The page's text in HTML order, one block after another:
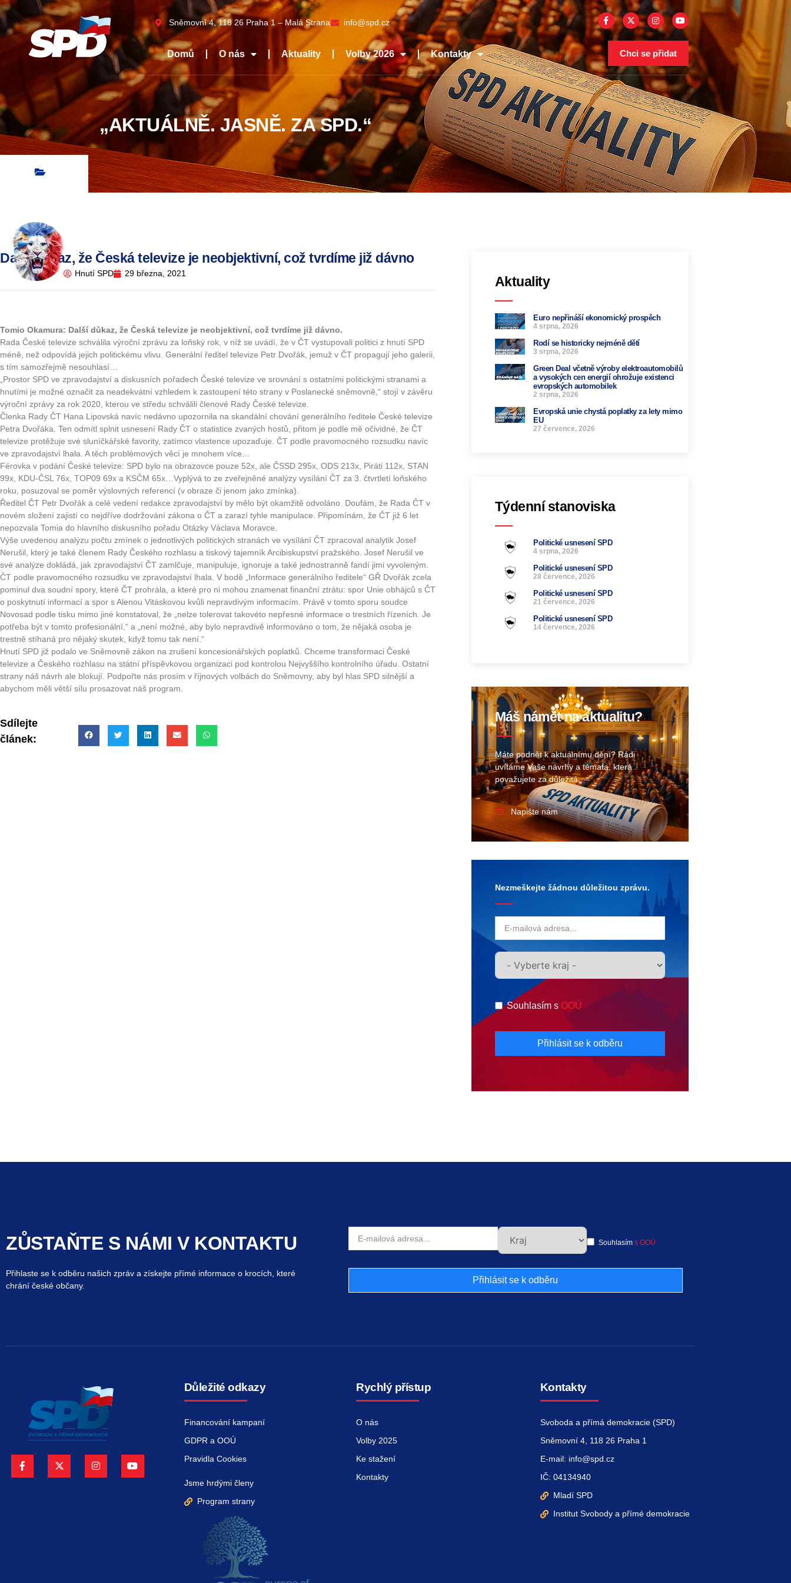
Sněmovní 4, 118 26 Praha 1 – Malá Strana info@spd.cz
Domů O nás Aktuality Volby 2026 Kontakty Chci se přidat
„AKTUÁLNĚ. JASNĚ. ZA SPD.“
Další důkaz, že Česká televize je neobjektivní, což tvrdíme již dávno
Hnutí SPD 29 března, 2021
Tomio Okamura: Další důkaz, že Česká televize je neobjektivní, což tvrdíme již dávno.
Rada České televize schválila výroční zprávu za loňský rok, v níž se uvádí, že v ČT vystupovali politici z hnutí SPD
méně, než odpovídá jejich politickému vlivu. Generální ředitel televize Petr Dvořák, jemuž v ČT propagují jeho galerii,
s tím samozřejmě nesouhlasí…
„Prostor SPD ve zpravodajství a diskusních pořadech České televize ve srovnání s ostatními politickými stranami a
hnutími je možné označit za neadekvátní vzhledem k zastoupení této strany v Poslanecké sněmovně,“ stojí v závěru
výroční zprávy za rok 2020, kterou ve středu schválili členové Rady České televize.
Členka Rady ČT Hana Lipovská navíc nedávno upozornila na skandální chování generálního ředitele České televize
Petra Dvořáka. Ten odmítl splnit usnesení Rady ČT o statistice zvaných hostů, přitom je podle mě očividné, že ČT
televize protěžuje své sluníčkářské favority, zatímco vlastence upozaďuje. ČT podle pravomocného rozsudku navíc
ve zpravodajství lhala. A těch problémových věcí je mnohem více…
Férovka v podání České televize: SPD bylo na obrazovce pouze 52x, ale ČSSD 295x, ODS 213x, Piráti 112x, STAN
99x, KDU-ČSL 76x, TOP09 69x a KSČM 65x…Vyplývá to ze zveřejněné analýzy vysílání ČT za 3. čtvrtletí loňského
roku, posuzoval se poměr výslovných referencí (v obraze či jenom jako zmínka).
Ředitel ČT Petr Dvořák a celé vedení redakce zpravodajství by mělo být okamžitě odvoláno. Doufám, že Rada ČT v
novém složení zajistí co nejdříve dodržování zákona o ČT a zarazí tyhle manipulace. Připomínám, že ČT již 6 let
nepozvala Tomia do hlavního diskusního pořadu Otázky Václava Moravce.
Výše uvedenou analýzu počtu zmínek o jednotlivých politických stranách ve vysílání ČT zpracoval analytik Josef
Nerušil, který je také členem Rady Českého rozhlasu a tiskový tajemník Arcibiskupství pražského. Josef Nerušil ve
své analýze dokládá, jak zpravodajství ČT zamlčuje, manipuluje, ignoruje a také jednostranně fandí jimi vyvoleným.
ČT podle pravomocného rozsudku ve zpravodajství lhala. V bodě „Informace generálního ředitele“ GŘ Dvořák zcela
pominul dva soudní spory, které ČT prohrála, a které pro ni mohou znamenat finanční ztrátu: spor Unie obhájců s ČT
o poskytnutí informací a spor s Alenou Vitáskovou kvůli nepravdivým informacím. Právě v tomto sporu soudce
Novosad podle tisku mimo jiné konstatoval, že „nelze tolerovat takovéto nepřesné informace o trestních řízeních. Je
potřeba být v tomto profesionální,“ a „není možné, aby bylo nepravdivě informováno o tom, že nějaká osoba je
trestně stíhaná pro nějaký skutek, když tomu tak není.“
Hnutí SPD již podalo ve Sněmovně zákon na zrušení koncesionářských poplatků. Chceme transformaci České
televize a Českého rozhlasu na státní příspěvkovou organizaci pod kontrolou Nejvyššího kontrolního úřadu. Ostatní
strany náš návrh ale blokují. Podpořte nás prosím v říjnových volbách do Sněmovny, aby byl hlas SPD silnější a
abychom měli větší sílu prosazovat náš program.
Sdílejte
článek:
Aktuality
Euro nepřináší ekonomický prospěch
4 srpna, 2026
Rodí se historicky nejméně dětí
3 srpna, 2026
Green Deal včetně výroby elektroautomobilů
a vysokých cen energií ohrožuje existenci
evropských automobilek
2 srpna, 2026
Evropská unie chystá poplatky za lety mimo
EU
27 července, 2026
Týdenní stanoviska
Politické usnesení SPD
4 srpna, 2026
Politické usnesení SPD
28 července, 2026
Politické usnesení SPD
21 července, 2026
Politické usnesení SPD
14 července, 2026
Máš námět na aktualitu?
Máte podnět k aktuálnímu dění? Rádi
uvítáme Vaše návrhy a témata, která
považujete za důležitá.
Napište nám
Nezmeškejte žádnou důležitou zprávu.
Souhlasím s OOÚ
Přihlásit se k odběru
ZŮSTAŇTE S NÁMI V KONTAKTU
Přihlaste se k odběru našich zpráv a získejte přímé informace o krocích, které
chrání české občany.
Souhlasím s OOÚ
Přihlásit se k odběru
Důležité odkazy
Financování kampaní
GDPR a OOÚ
Pravidla Cookies
Jsme hrdými členy
Program strany
Rychlý přístup
O nás
Volby 2025
Ke stažení
Kontakty
Kontakty
Svoboda a přímá demokracie (SPD)
Sněmovní 4, 118 26 Praha 1
E-mail: info@spd.cz
IČ: 04134940
Mladí SPD
Institut Svobody a přímé demokracie